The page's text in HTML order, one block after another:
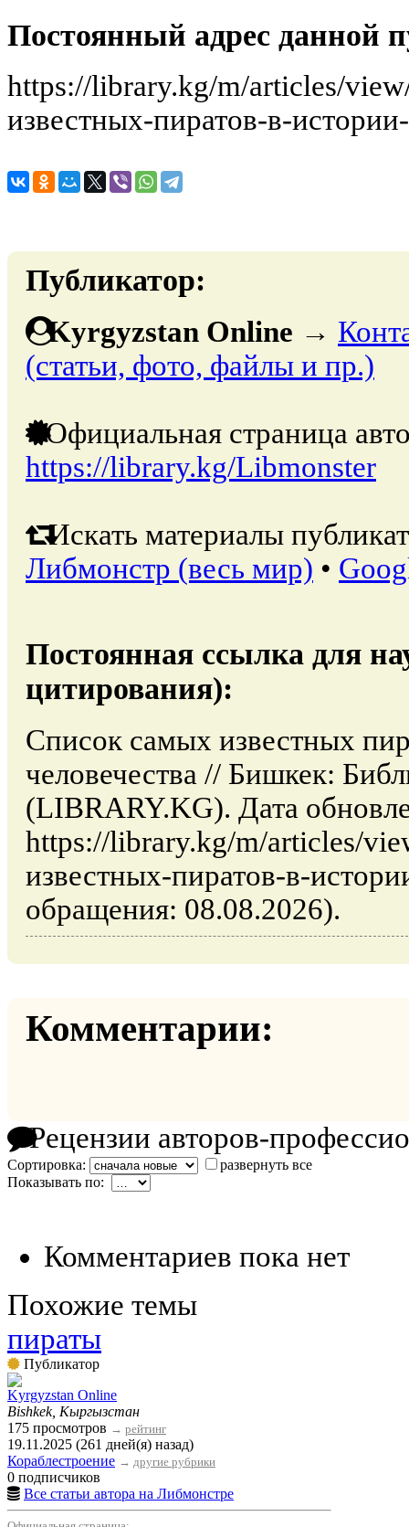
Постоянный адрес данной
https://library.kg/m/articles/
известных-пиратов-в-
Публикатор:
Kyrgyzstan Online →
(статьи, фото, файлы и пр.)
Официальная страница
https://library.kg/Libmonster
Искать материалы
Либмонстр (весь мир) •
Постоянная ссылка для
цитирования):
Список самых известных
человечества // Бишкек:
(LIBRARY.KG). Дата
https://library.kg/m/articles/
известных-пиратов-в-
обращения: 08.08.2026).
Комментарии:
Рецензии авторов-
Сортировка:
развернуть все
Показывать по:
Комментариев пока нет
Похожие темы
пираты
Публикатор
Kyrgyzstan Online
Bishkek, Кыргызстан
175 просмотров → рейтинг
19.11.2025 (261 дней(я) назад)
Кораблестроение → другие рубрики
0 подписчиков
Все статьи автора на Либмонстре